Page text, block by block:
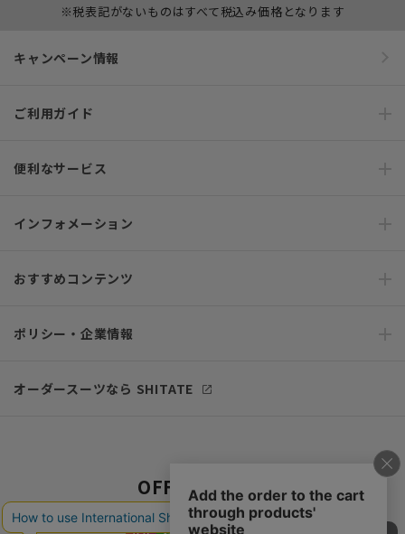
※税表記がないものはすべて税込み価格となります
キャンペーン情報
ご利用ガイド
便利なサービス
インフォメーション
おすすめコンテンツ
ポリシー・企業情報
オーダースーツなら SHITATE
OFFICIAL SNS